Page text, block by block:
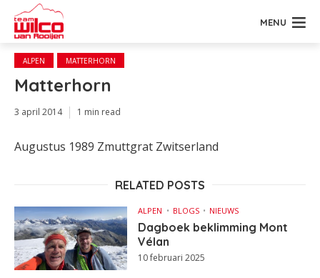
MENU
ALPEN MATTERHORN
Matterhorn
3 april 2014 1 min read
Augustus 1989 Zmuttgrat Zwitserland
RELATED POSTS
ALPEN BLOGS NIEUWS
Dagboek beklimming Mont
Vélan
10 februari 2025